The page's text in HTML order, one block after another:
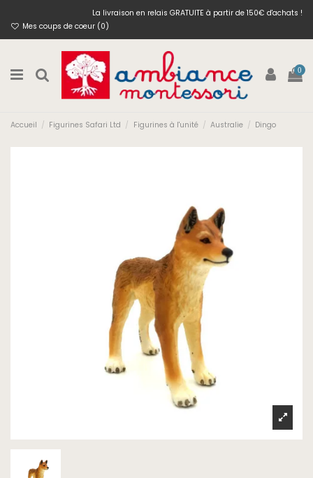
La livraison en relais GRATUITE à partir de 150€ d'achats !
Mes coups de coeur (0)
0
Accueil Figurines Safari Ltd Figurines à l'unité Australie Dingo